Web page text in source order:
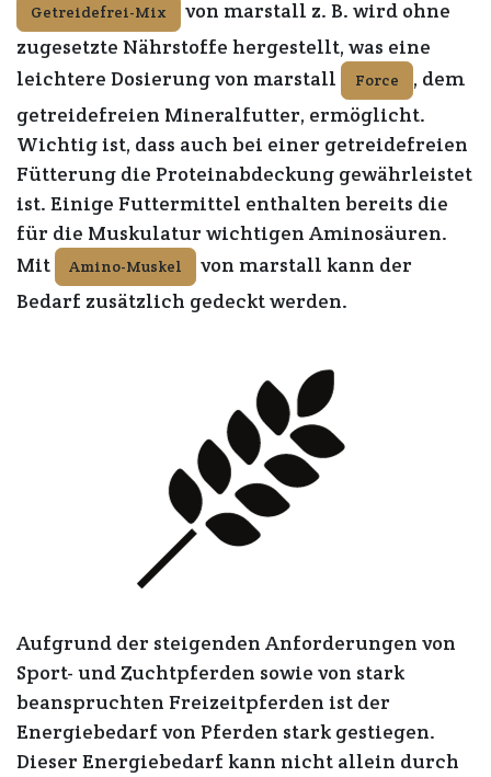
Getreidefrei-Mix
von marstall z. B. wird ohne
zugesetzte Nährstoffe hergestellt, was eine
leichtere Dosierung von marstall
Force
, dem
getreidefreien Mineralfutter, ermöglicht.
Wichtig ist, dass auch bei einer getreidefreien
Fütterung die Proteinabdeckung gewährleistet
ist. Einige Futtermittel enthalten bereits die
für die Muskulatur wichtigen Aminosäuren.
Mit
Amino-Muskel
von marstall kann der
Bedarf zusätzlich gedeckt werden.
Aufgrund der steigenden Anforderungen von
Sport- und Zuchtpferden sowie von stark
beanspruchten Freizeitpferden ist der
Energiebedarf von Pferden stark gestiegen.
Dieser Energiebedarf kann nicht allein durch